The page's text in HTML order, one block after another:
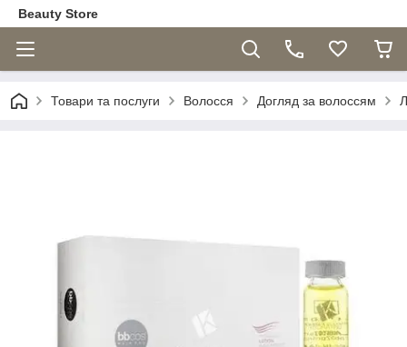
Beauty Store
Товари та послуги Волосся Догляд за волоссям